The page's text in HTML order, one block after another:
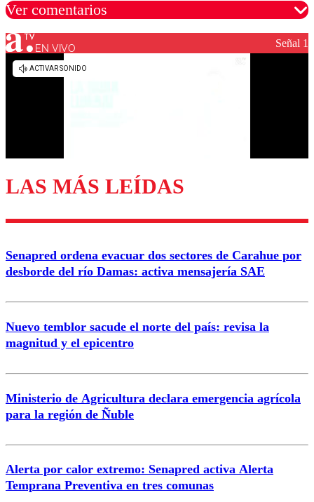
Ver comentarios
Los comentarios son moderados para garantizar un
Enviar comentario
EN VIVO Señal 1
LAS MÁS LEÍDAS
Senapred ordena evacuar dos sectores de Carahue por
desborde del río Damas: activa mensajería SAE
Nuevo temblor sacude el norte del país: revisa la
magnitud y el epicentro
Ministerio de Agricultura declara emergencia agrícola
para la región de Ñuble
Alerta por calor extremo: Senapred activa Alerta
Temprana Preventiva en tres comunas